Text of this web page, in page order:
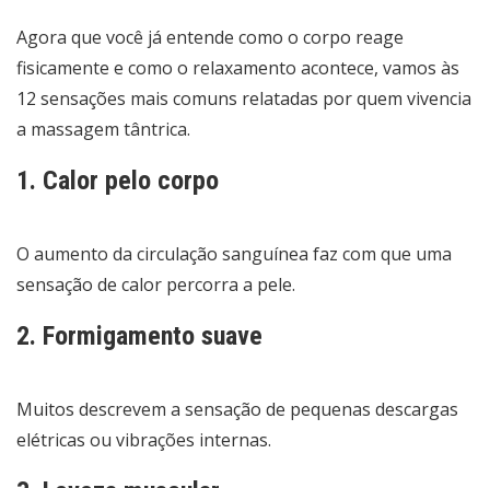
Agora que você já entende como o corpo reage
fisicamente e como o relaxamento acontece, vamos às
12 sensações mais comuns relatadas por quem vivencia
a massagem tântrica.
1. Calor pelo corpo
O aumento da circulação sanguínea faz com que uma
sensação de calor percorra a pele.
2. Formigamento suave
Muitos descrevem a sensação de pequenas descargas
elétricas ou vibrações internas.